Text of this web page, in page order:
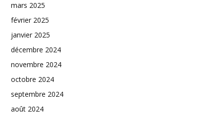
mars 2025
février 2025
janvier 2025
décembre 2024
novembre 2024
octobre 2024
septembre 2024
août 2024